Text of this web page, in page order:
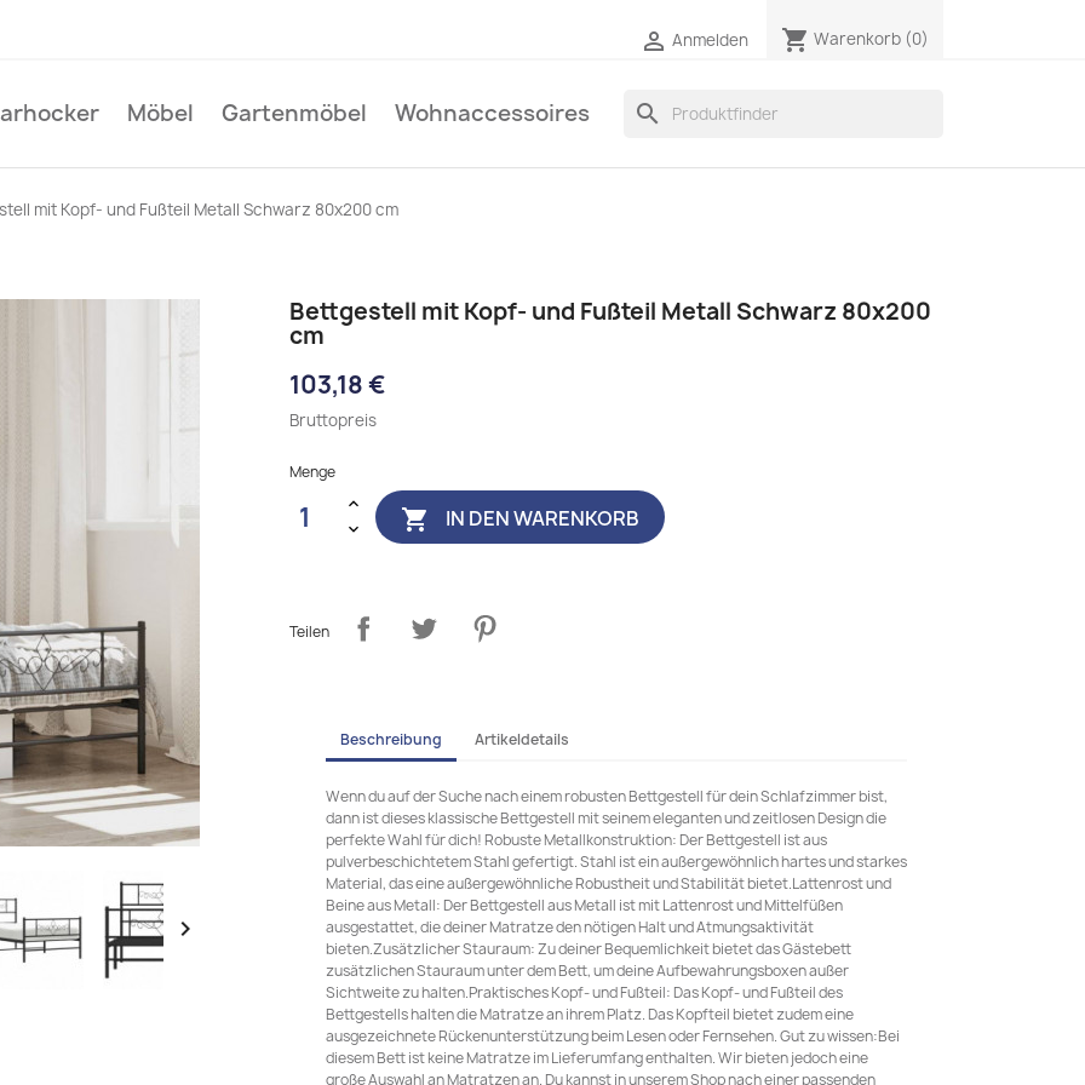
 Anmelden shopping_cart Warenkorb (0)
Möbel Gartenmöbel Wohnaccessoires search
mit Kopf- und Fußteil Metall Schwarz 80x200 cm

Bettgestell mit Kopf- und Fußteil Metall Schwarz 80x200
cm
103,18 €
Bruttopreis
Menge
 IN DEN WARENKORB
Teilen
Beschreibung Artikeldetails
Wenn du auf der Suche nach einem robusten Bettgestell für dein Schlafzimmer bist,
dann ist dieses klassische Bettgestell mit seinem eleganten und zeitlosen Design die
perfekte Wahl für dich! Robuste Metallkonstruktion: Der Bettgestell ist aus
pulverbeschichtetem Stahl gefertigt. Stahl ist ein außergewöhnlich hartes und starkes
Material, das eine außergewöhnliche Robustheit und Stabilität bietet.Lattenrost und
Beine aus Metall: Der Bettgestell aus Metall ist mit Lattenrost und Mittelfüßen
ausgestattet, die deiner Matratze den nötigen Halt und Atmungsaktivität
bieten.Zusätzlicher Stauraum: Zu deiner Bequemlichkeit bietet das Gästebett
zusätzlichen Stauraum unter dem Bett, um deine Aufbewahrungsboxen außer
Sichtweite zu halten.Praktisches Kopf- und Fußteil: Das Kopf- und Fußteil des
Bettgestells halten die Matratze an ihrem Platz. Das Kopfteil bietet zudem eine
ausgezeichnete Rückenunterstützung beim Lesen oder Fernsehen. Gut zu wissen:Bei
diesem Bett ist keine Matratze im Lieferumfang enthalten. Wir bieten jedoch eine
große Auswahl an Matratzen an. Du kannst in unserem Shop nach einer passenden